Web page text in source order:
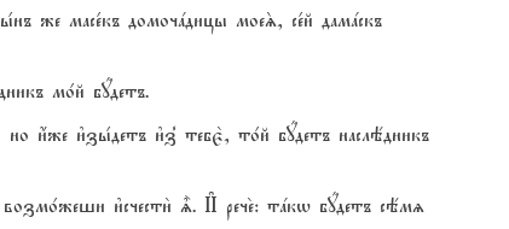
же масе1къ домочaдицы моеS, се1й дамaскъ
мо1й бyдетъ.
и4же и3зы1детъ и3з8 тебє2, то1й бyдетъ наслёдникъ
возмо1жеши и3счести2 |. И# рече2: тaкw бyдетъ сёмz